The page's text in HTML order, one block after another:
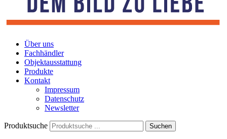
Über uns
Fachhändler
Objektausstattung
Produkte
Kontakt
Impressum
Datenschutz
Newsletter
Produktsuche